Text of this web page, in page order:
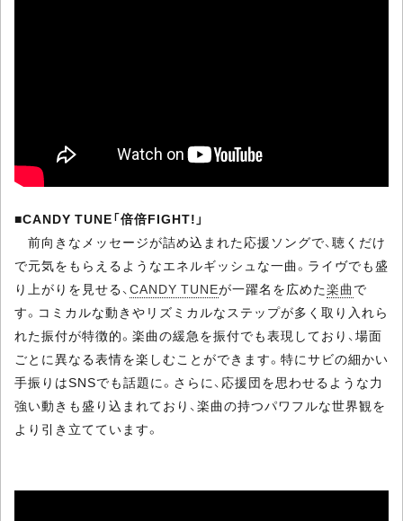
■CANDY TUNE「倍倍FIGHT!」
前向きなメッセージが詰め込まれた応援ソングで、聴くだけ
で元気をもらえるようなエネルギッシュな一曲。ライヴでも盛
り上がりを見せる、CANDY TUNEが一躍名を広めた楽曲 で
す。コミカルな動きやリズミカルなステップが多く取り入れら
れた振付が特徴的。楽曲の緩急を振付でも表現しており、場面
ごとに異なる表情を楽しむことができます。特にサビの細かい
手振りはSNSでも話題に。さらに、応援団を思わせるような力
強い動きも盛り込まれており、楽曲の持つパワフルな世界観を
より引き立てています。